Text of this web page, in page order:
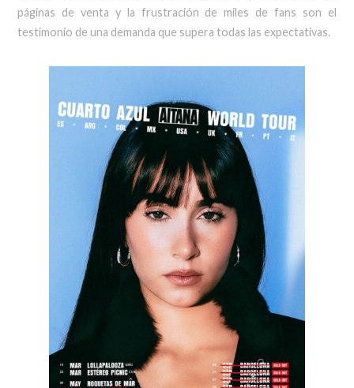
páginas de venta y la frustración de miles de fans son el
testimonio de una demanda que supera todas las expectativas.